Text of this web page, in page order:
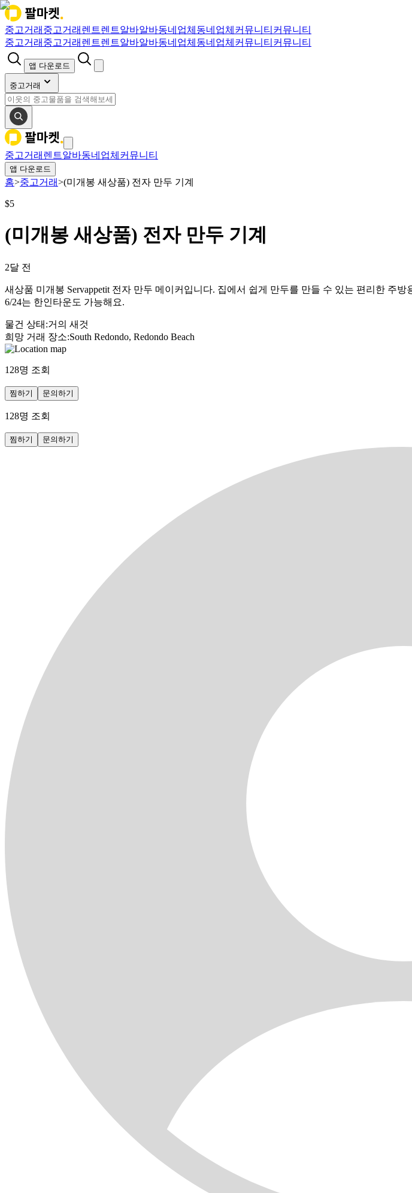
중고거래 중고거래 렌트렌트알바알바동네업체 동네업체 커뮤니티 커뮤니티
중고거래 중고거래 렌트렌트알바알바동네업체 동네업체 커뮤니티 커뮤니티
앱 다운로드
중고거래
중고거래 렌트알바동네업체 커뮤니티
앱 다운로드
홈>중고거래>(미개봉 새상품) 전자 만두 기계
$5
(미개봉 새상품) 전자 만두 기계
2달 전
새상품 미개봉 Servappetit 전자 만두 메이커입니다. 집에서 쉽게 만두를 만들 수 있는 편리한 주
6/24는 한인타운도 가능해요.
물건 상태 :거의 새것
희망 거래 장소:South Redondo, Redondo Beach
128명 조회
찜하기 문의하기
128명 조회
찜하기 문의하기